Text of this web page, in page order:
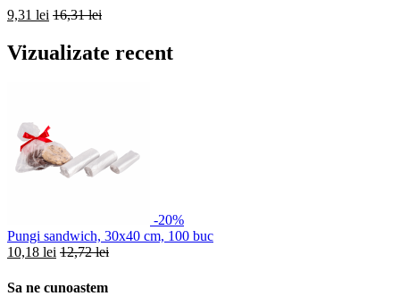
9,31 lei 16,31 lei
Vizualizate recent
-20%
Pungi sandwich, 30x40 cm, 100 buc
10,18 lei 12,72 lei
Sa ne cunoastem